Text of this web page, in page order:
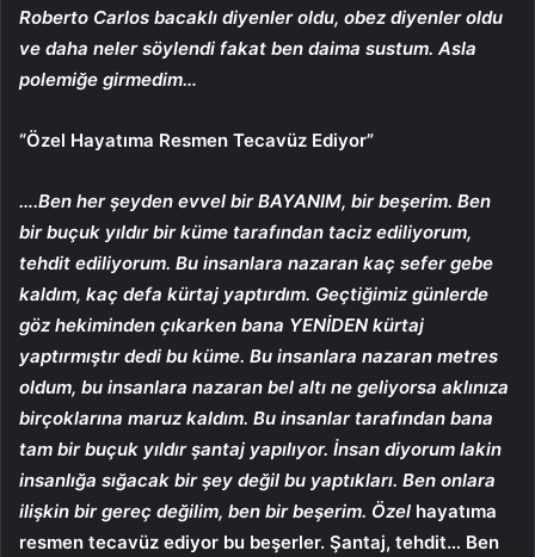
Roberto Carlos bacaklı diyenler oldu, obez diyenler oldu
ve daha neler söylendi fakat ben daima sustum. Asla
polemiğe girmedim…
“Özel Hayatıma Resmen Tecavüz Ediyor”
….Ben her şeyden evvel bir BAYANIM, bir beşerim. Ben
bir buçuk yıldır bir küme tarafından taciz ediliyorum,
tehdit ediliyorum. Bu insanlara nazaran kaç sefer gebe
kaldım, kaç defa kürtaj yaptırdım. Geçtiğimiz günlerde
göz hekiminden çıkarken bana YENİDEN kürtaj
yaptırmıştır dedi bu küme. Bu insanlara nazaran metres
oldum, bu insanlara nazaran bel altı ne geliyorsa aklınıza
birçoklarına maruz kaldım. Bu insanlar tarafından bana
tam bir buçuk yıldır şantaj yapılıyor. İnsan diyorum lakin
insanlığa sığacak bir şey değil bu yaptıkları. Ben onlara
ilişkin bir gereç değilim, ben bir beşerim. Özel hayatıma
resmen tecavüz ediyor bu beşerler. Şantaj, tehdit… Ben